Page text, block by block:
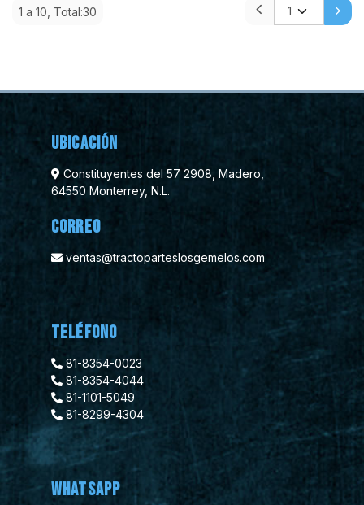
1 a 10, Total:30
Ubicación
Constituyentes del 57 2908, Madero,
64550 Monterrey, N.L.
Correo
ventas@tractoparteslosgemelos.com
Teléfono
81-8354-0023
81-8354-4044
81-1101-5049
81-8299-4304
WhatsApp